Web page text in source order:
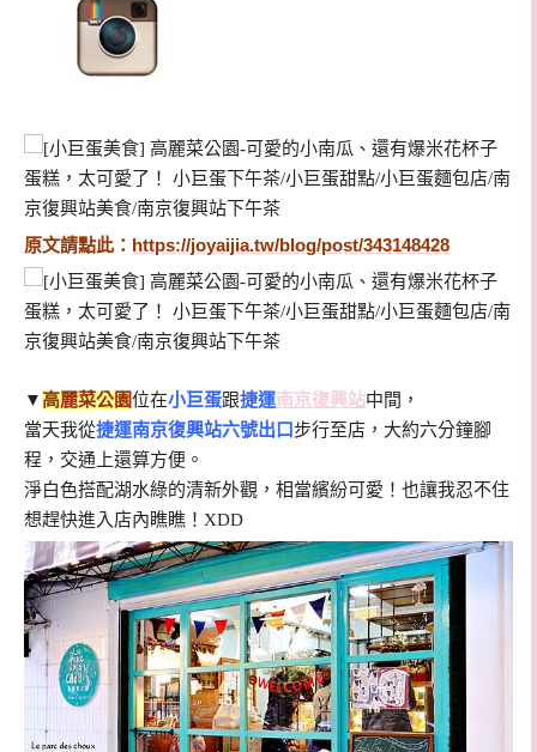
原文請點此： https://joyaijia.tw/blog/post/343148428
▼高麗菜公園位在小巨蛋跟捷運南京復興站中間，
當天我從捷運南京復興站六號出口步行至店，大約六分鐘腳
程，交通上還算方便。
淨白色搭配湖水綠的清新外觀，相當繽紛可愛！也讓我忍不住
想趕快進入店內瞧瞧！XDD